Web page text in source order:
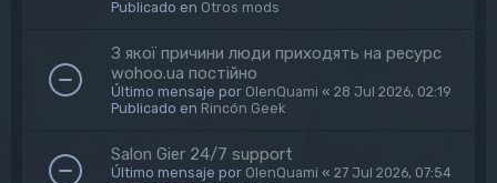
Publicado en Otros mods
З якої причини люди приходять на ресурс
wohoo.ua постійно
Último mensaje por OlenQuami « 28 Jul 2026, 02:19
Publicado en Rincón Geek
Salon Gier 24/7 support
Último mensaje por OlenQuami « 27 Jul 2026, 07:54